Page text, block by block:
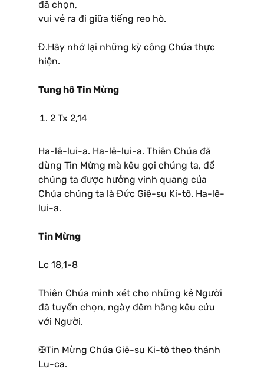
đã chọn,
vui vẻ ra đi giữa tiếng reo hò.
Đ.Hãy nhớ lại những kỳ công Chúa thực
hiện.
Tung hô Tin Mừng
2 Tx 2,14
Ha-lê-lui-a. Ha-lê-lui-a. Thiên Chúa đã
dùng Tin Mừng mà kêu gọi chúng ta, để
chúng ta được hưởng vinh quang của
Chúa chúng ta là Đức Giê-su Ki-tô. Ha-lê-
lui-a.
Tin Mừng
Lc 18,1-8
Thiên Chúa minh xét cho những kẻ Người
đã tuyển chọn, ngày đêm hằng kêu cứu
với Người.
✠Tin Mừng Chúa Giê-su Ki-tô theo thánh
Lu-ca.